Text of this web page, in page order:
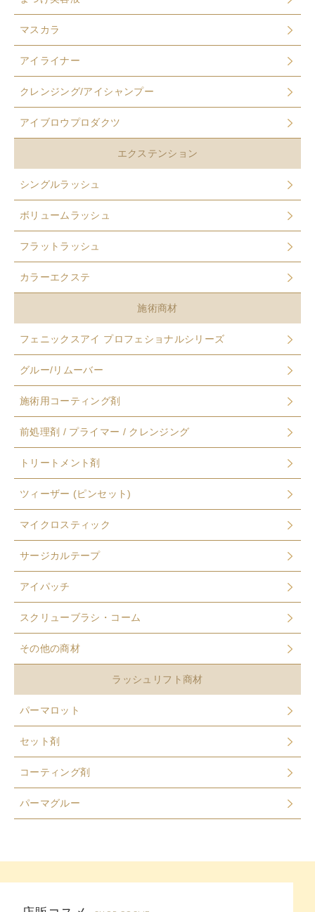
マスカラ
アイライナー
クレンジング/アイシャンプー
アイブロウプロダクツ
エクステンション
シングルラッシュ
ボリュームラッシュ
フラットラッシュ
カラーエクステ
施術商材
フェニックスアイ プロフェショナルシリーズ
グルー/リムーバー
施術用コーティング剤
前処理剤 / プライマー / クレンジング
トリートメント剤
ツィーザー (ピンセット)
マイクロスティック
サージカルテープ
アイパッチ
スクリューブラシ・コーム
その他の商材
ラッシュリフト商材
パーマロット
セット剤
コーティング剤
パーマグルー